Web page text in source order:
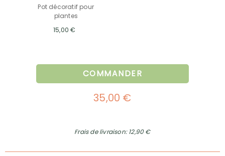
Pot décoratif pour
plantes
15,00 €
COMMANDER
35,00 €
Frais de livraison: 12,90 €